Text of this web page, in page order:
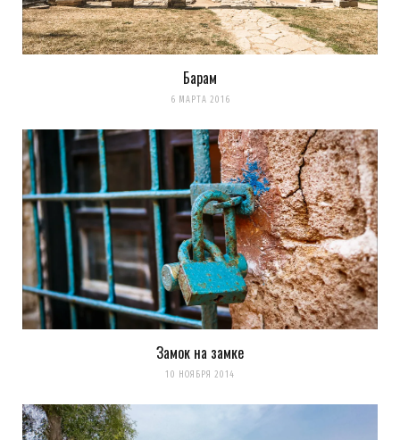
Барам
6 МАРТА 2016
Замок на замке
10 НОЯБРЯ 2014